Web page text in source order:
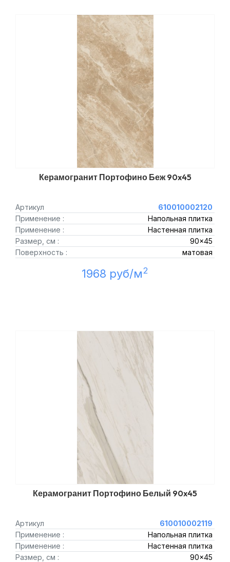
Керамогранит Портофино Беж 90x45
Артикул
610010002120
Применение :
Напольная плитка
Применение :
Настенная плитка
Размер, см :
90x45
Поверхность :
матовая
1968 руб/м2
Керамогранит Портофино Белый 90x45
Артикул
610010002119
Применение :
Напольная плитка
Применение :
Настенная плитка
Размер, см :
90x45